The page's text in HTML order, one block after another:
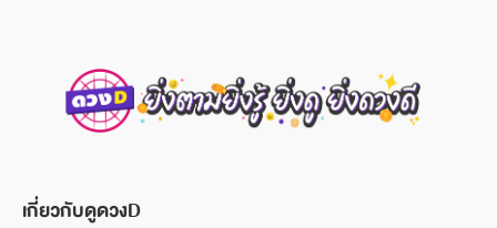
เกี่ยวกับดูดวงD